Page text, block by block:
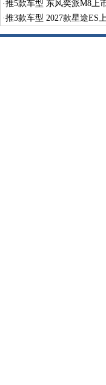
·推5款车型 东风奕派M8上
·推3款车型 2027款星途ES